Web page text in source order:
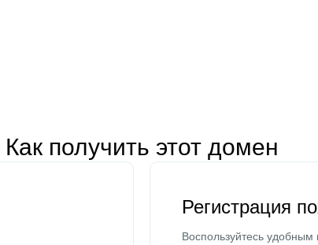
Как получить этот домен
Регистрация
Воспользуйтесь